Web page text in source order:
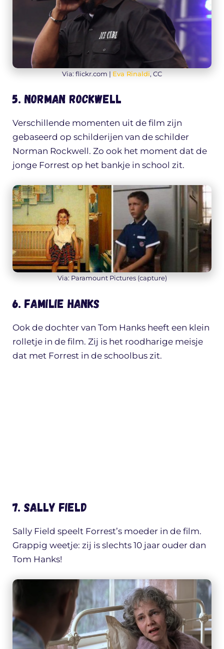
Via: flickr.com | Eva Rinaldi, CC
5. Norman Rockwell
Verschillende momenten uit de film zijn
gebaseerd op schilderijen van de schilder
Norman Rockwell. Zo ook het moment dat de
jonge Forrest op het bankje in school zit.
Via: Paramount Pictures (capture)
6. Familie Hanks
Ook de dochter van Tom Hanks heeft een klein
rolletje in de film. Zij is het roodharige meisje
dat met Forrest in de schoolbus zit.
7. Sally Field
Sally Field speelt Forrest’s moeder in de film.
Grappig weetje: zij is slechts 10 jaar ouder dan
Tom Hanks!